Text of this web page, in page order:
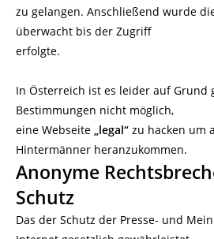
zu gelangen. Anschließend wurde
überwacht bis der Zugriff
erfolgte.
In Österreich ist es leider auf Grund
Bestimmungen nicht möglich,
eine Webseite „legal“ zu hacken um
Hintermänner heranzukommen.
Anonyme
Schutz
Das der Schutz der Presse- und